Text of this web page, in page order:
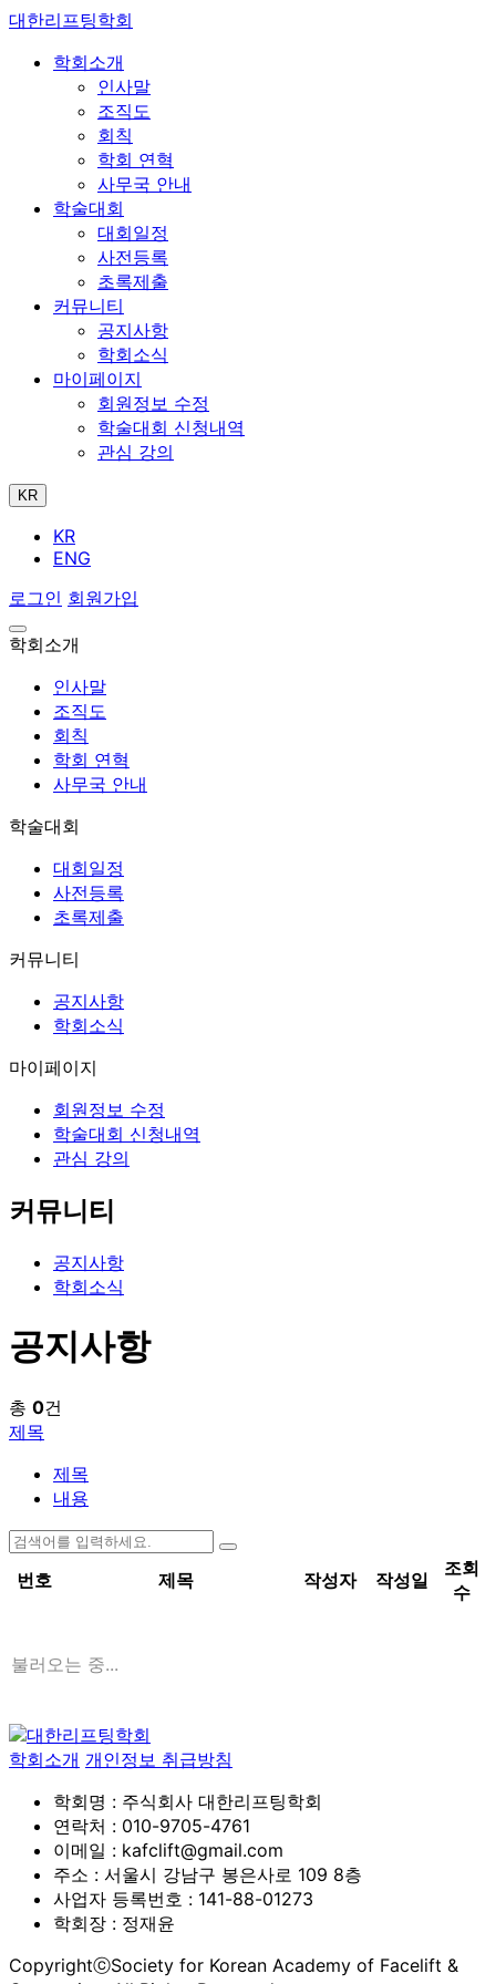
대한리프팅학회
학회소개
인사말
조직도
회칙
학회 연혁
사무국 안내
학술대회
대회일정
사전등록
초록제출
커뮤니티
공지사항
학회소식
마이페이지
회원정보 수정
학술대회 신청내역
관심 강의
KR
KR
ENG
로그인 회원가입
학회소개
인사말
조직도
회칙
학회 연혁
사무국 안내
학술대회
대회일정
사전등록
초록제출
커뮤니티
공지사항
학회소식
마이페이지
회원정보 수정
학술대회 신청내역
관심 강의
커뮤니티
공지사항
학회소식
공지사항
총 0건
제목
제목
내용
번호 제목 작성자 작성일
조회
수
불러오는 중...
학회소개 개인정보 취급방침
학회명 : 주식회사 대한리프팅학회
연락처 : 010-9705-4761
이메일 : kafclift@gmail.com
주소 : 서울시 강남구 봉은사로 109 8층
사업자 등록번호 : 141-88-01273
학회장 : 정재윤
CopyrightⓒSociety for Korean Academy of Facelift &